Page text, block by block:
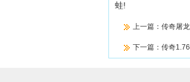
蛙!
上一篇： 传奇屠
下一篇： 传奇